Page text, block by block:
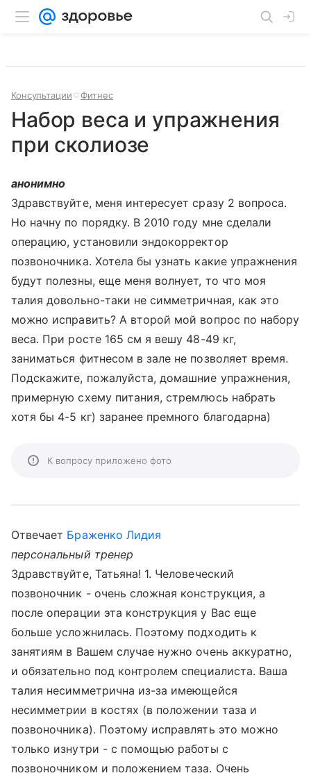
Консультации Фитнес
Набор веса и упражнения
при сколиозе
анонимно
Здравствуйте, меня интересует сразу 2 вопроса.
Но начну по порядку. В 2010 году мне сделали
операцию, установили эндокорректор
позвоночника. Хотела бы узнать какие упражнения
будут полезны, еще меня волнует, то что моя
талия довольно-таки не симметричная, как это
можно исправить? А второй мой вопрос по набору
веса. При росте 165 см я вешу 48-49 кг,
заниматься фитнесом в зале не позволяет время.
Подскажите, пожалуйста, домашние упражнения,
примерную схему питания, стремлюсь набрать
хотя бы 4-5 кг) заранее премного благодарна)
К вопросу приложено фото
Отвечает Браженко Лидия
персональный тренер
Здравствуйте, Татьяна! 1. Человеческий
позвоночник - очень сложная конструкция, а
после операции эта конструкция у Вас еще
больше усложнилась. Поэтому подходить к
занятиям в Вашем случае нужно очень аккуратно,
и обязательно под контролем специалиста. Ваша
талия несимметрична из-за имеющейся
несимметрии в костях (в положении таза и
позвоночника). Поэтому исправлять это можно
только изнутри - с помощью работы с
позвоночником и положением таза. Очень